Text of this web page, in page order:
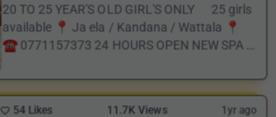
20 TO 25 YEAR'S OLD GIRL'S ONLY 25 girls
available 📍 Ja ela / Kandana / Wattala 📍
☎️ 0771157373 24 HOURS OPEN NEW SPA
54 Likes 11.7K Views 1yr ago